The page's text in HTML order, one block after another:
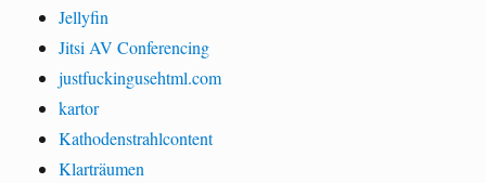
Jellyfin
Jitsi AV Conferencing
justfuckingusehtml.com
kartor
Kathodenstrahlcontent
Klarträumen